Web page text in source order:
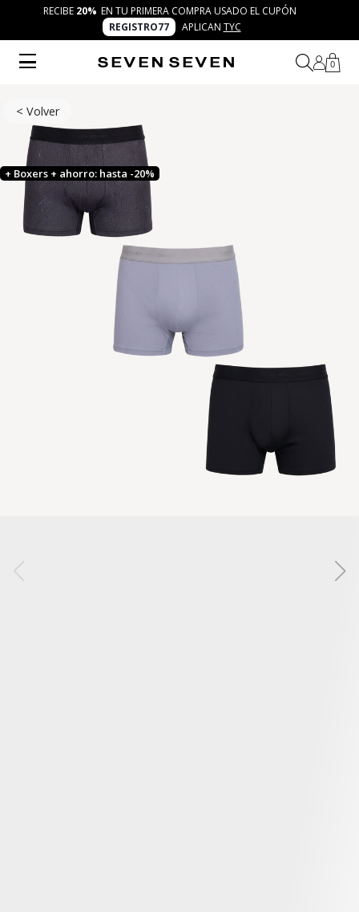
RECIBE 20% EN TU PRIMERA COMPRA USADO EL CUPÓN
REGISTRO77
APLICAN TYC
0
< Volver
+ Boxers + ahorro: hasta -20%